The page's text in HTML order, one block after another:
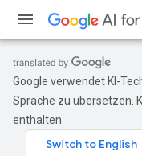
Google verwendet KI-
Sprache zu übersetzen.
enthalten.